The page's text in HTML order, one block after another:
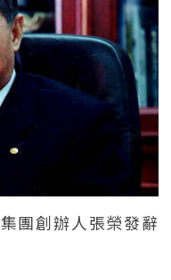
團創辦人張榮發辭